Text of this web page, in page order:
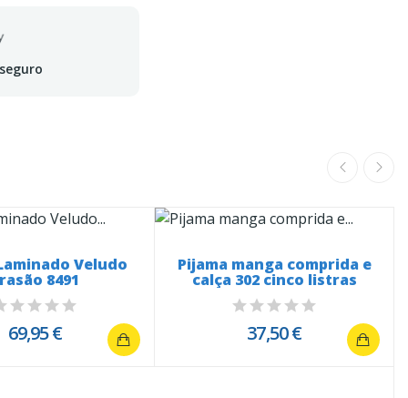
Veludo
8491
69,95 €
Pijama manga comprida e
calça 302 cinco listras
37,50 €